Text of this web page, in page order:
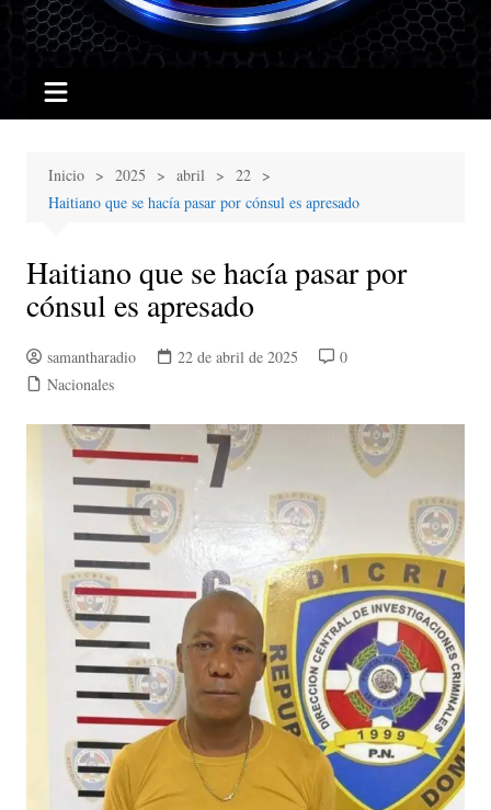
Inicio 2025 abril
22
Haitiano que se hacía pasar por cónsul es apresado
Haitiano que se hacía pasar por
cónsul es apresado
samantharadio 22 de abril de 2025
0
Nacionales